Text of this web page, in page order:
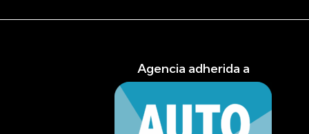
Agencia adherida a